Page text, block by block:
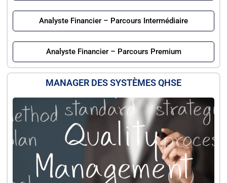
Analyste Financier – Parcours Intermédiaire
Analyste Financier – Parcours Premium
MANAGER DES SYSTÈMES QHSE